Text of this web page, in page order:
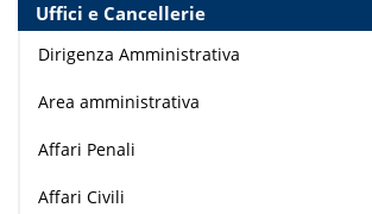
Uffici e Cancellerie
Dirigenza Amministrativa
Area amministrativa
Affari Penali
Affari Civili